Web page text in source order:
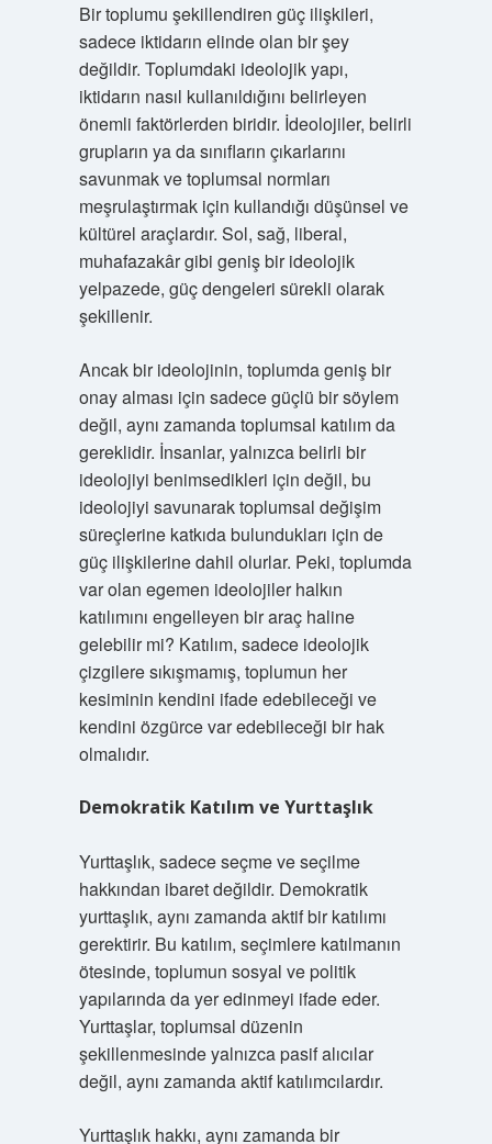
Bir toplumu şekillendiren güç ilişkileri,
sadece iktidarın elinde olan bir şey
değildir. Toplumdaki ideolojik yapı,
iktidarın nasıl kullanıldığını belirleyen
önemli faktörlerden biridir. İdeolojiler, belirli
grupların ya da sınıfların çıkarlarını
savunmak ve toplumsal normları
meşrulaştırmak için kullandığı düşünsel ve
kültürel araçlardır. Sol, sağ, liberal,
muhafazakâr gibi geniş bir ideolojik
yelpazede, güç dengeleri sürekli olarak
şekillenir.
Ancak bir ideolojinin, toplumda geniş bir
onay alması için sadece güçlü bir söylem
değil, aynı zamanda toplumsal katılım da
gereklidir. İnsanlar, yalnızca belirli bir
ideolojiyi benimsedikleri için değil, bu
ideolojiyi savunarak toplumsal değişim
süreçlerine katkıda bulundukları için de
güç ilişkilerine dahil olurlar. Peki, toplumda
var olan egemen ideolojiler halkın
katılımını engelleyen bir araç haline
gelebilir mi? Katılım, sadece ideolojik
çizgilere sıkışmamış, toplumun her
kesiminin kendini ifade edebileceği ve
kendini özgürce var edebileceği bir hak
olmalıdır.
Demokratik Katılım ve Yurttaşlık
Yurttaşlık, sadece seçme ve seçilme
hakkından ibaret değildir. Demokratik
yurttaşlık, aynı zamanda aktif bir katılımı
gerektirir. Bu katılım, seçimlere katılmanın
ötesinde, toplumun sosyal ve politik
yapılarında da yer edinmeyi ifade eder.
Yurttaşlar, toplumsal düzenin
şekillenmesinde yalnızca pasif alıcılar
değil, aynı zamanda aktif katılımcılardır.
Yurttaşlık hakkı, aynı zamanda bir